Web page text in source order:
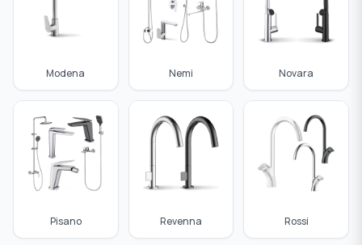
Modena Nemi Novara
Pisano Revenna Rossi